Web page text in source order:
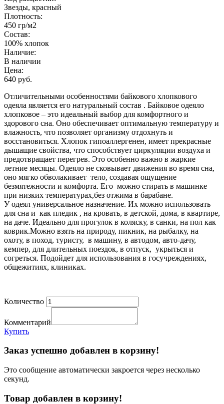
Звезды, красный
Плотность:
450 гр/м2
Состав:
100% хлопок
Наличие:
В наличии
Цена:
640 руб.
Отличительными особенностями байкового хлопкового
одеяла является его натуральный состав . Байковое одеяло
хлопковое – это идеальный выбор для комфортного и
здорового сна. Оно обеспечивает оптимальную температуру и
влажность, что позволяет организму отдохнуть и
восстановиться. Хлопок гипоаллергенен, имеет прекрасные
дышащие свойства, что способствует циркуляции воздуха и
предотвращает перегрев. Это особенно важно в жаркие
летние месяцы. Одеяло не сковывает движения во время сна,
оно мягко обволакивает тело, создавая ощущение
безмятежности и комфорта. Его можно стирать в машинке
при низких температурах,без отжима в барабане.
У одеял универсальное назначение. Их можно использовать
для сна и как пледик , на кровать, в детской, дома, в квартире,
на даче. Идеально для прогулок в коляску, в санки, на пол как
коврик.Можно взять на природу, пикник, на рыбалку, на
охоту, в поход, туристу, в машину, в автодом, авто-дачу,
кемпер, для длительных поездок, в отпуск, укрыться и
согреться. Подойдет для использования в госучреждениях,
общежитиях, клиниках.
Количество
Комментарий
Купить
Заказ успешно добавлен в корзину!
Это сообщение автоматически закроется через несколько
секунд.
Товар добавлен в корзину!